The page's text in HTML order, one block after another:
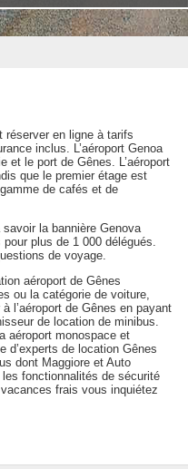
réserver en ligne à tarifs
inclus. L’aéroport Genoa
et le port de Gênes. L’aéroport
que le premier étage est
de cafés et de
la bannière Genova
plus de 1 000 délégués.
de voyage.
aéroport de Gênes
ou la catégorie de voiture,
l’aéroport de Gênes en payant
de location de minibus.
aéroport monospace et
d’experts de location Gênes
dont Maggiore et Auto
les fonctionnalités de sécurité
frais vous inquiétez